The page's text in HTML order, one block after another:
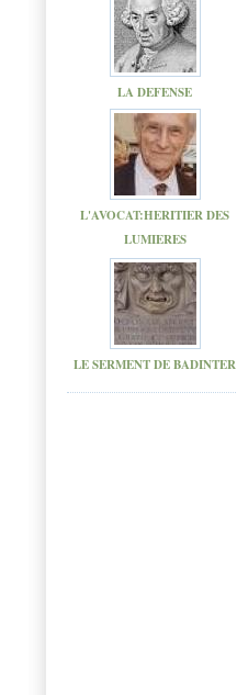
LA DEFENSE
L'AVOCAT:HERITIER DES
LUMIERES
LE SERMENT DE BADINTER